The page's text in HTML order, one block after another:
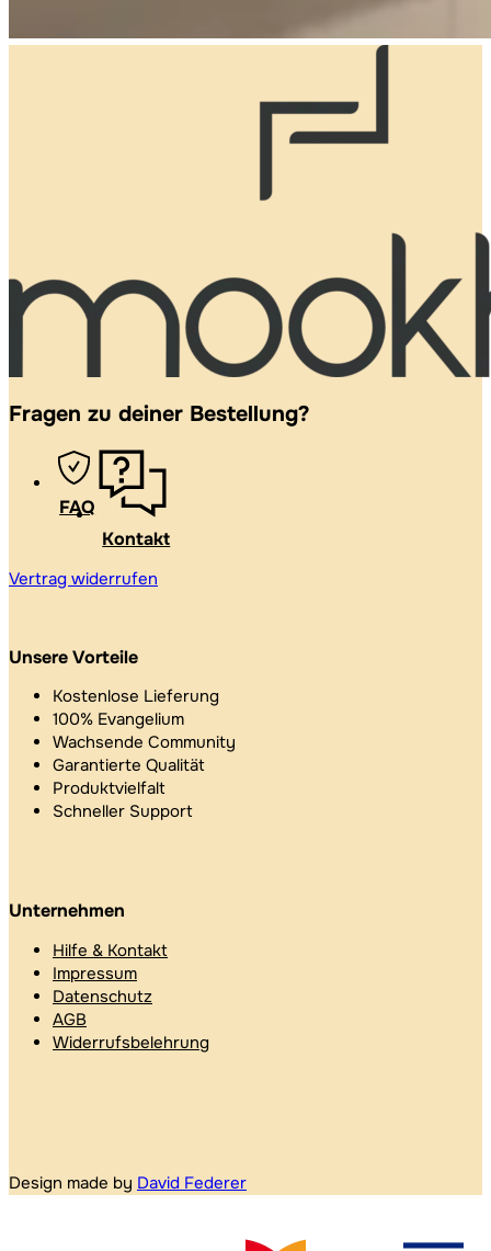
Fragen zu deiner Bestellung?
FAQ
Kontakt
Vertrag widerrufen
Unsere Vorteile
Kostenlose Lieferung
100% Evangelium
Wachsende Community
Garantierte Qualität
Produktvielfalt
Schneller Support
Unternehmen
Hilfe & Kontakt
Impressum
Datenschutz
AGB
Widerrufsbelehrung
Design made by David Federer